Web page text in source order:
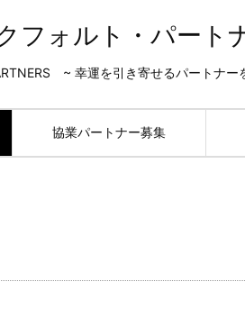
フォルト・パート
~ 幸運を引き寄せるパートナー
協業パートナー募集